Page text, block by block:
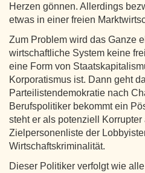
Herzen gönnen. Allerdings
etwas in einer freien
Zum Problem wird das Ganze
wirtschaftliche System keine
eine Form von
Korporatismus ist. Dann geht
Parteilistendemokratie nach
Berufspolitiker bekommt ein
steht er als potenziell
Zielpersonenliste der
Wirtschaftskriminalität.
Dieser Politiker verfolgt wie